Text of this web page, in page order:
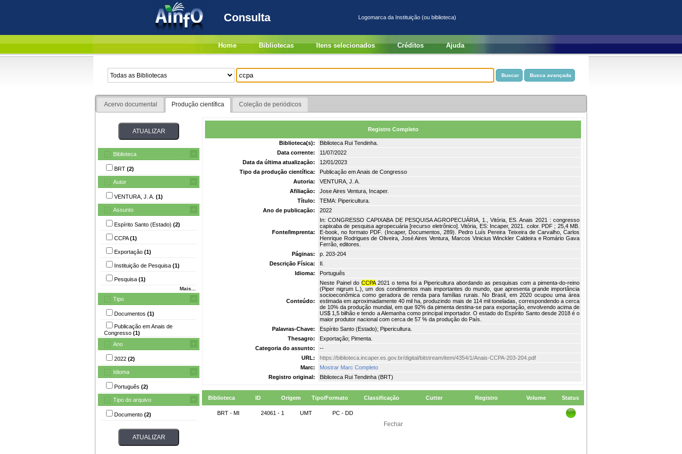
Consulta Logomarca da Instituição (ou biblioteca)
Home Bibliotecas Itens selecionados Créditos Ajuda
Acervo documental Produção científica Coleção de periódicos
Biblioteca
BRT (2)
Autor
VENTURA, J. A. (1)
Assunto
Espírito Santo (Estado) (2)
CCPA(1)
Exportação (1)
Instituição de Pesquisa (1)
Pesquisa (1)
Mais...
Tipo
Documentos (1)
Publicação em Anais de
Congresso (1)
Ano
2022 (2)
Idioma
Português (2)
Tipo do arquivo
Documento (2)
Registro Completo
Biblioteca(s):
Biblioteca Rui Tendinha.
Data corrente:
11/07/2022
Data da última atualização:
12/01/2023
Tipo da produção científica:
Publicação em Anais de Congresso
Autoria:
VENTURA, J. A.
Afiliação:
Jose Aires Ventura, Incaper.
Título:
TEMA: Pipericultura.
Ano de publicação:
2022
Fonte/Imprenta:
In: CONGRESSO CAPIXABA DE PESQUISA AGROPECUÁRIA, 1., Vitória, ES. Anais 2021 : congresso
capixaba de pesquisa agropecuária [recurso eletrônico]. Vitória, ES: Incaper, 2021. color. PDF ; 25,4 MB.
E-book, no formato PDF. (Incaper, Documentos, 289). Pedro Luís Pereira Teixeira de Carvalho, Carlos
Henrique Rodrigues de Oliveira, José Aires Ventura, Marcos Vinicius Winckler Caldeira e Romário Gava
Ferrão, editores.
Páginas:
p. 203-204
Descrição Física:
Il.
Idioma:
Português
Conteúdo:
Neste Painel do CCPA2021 o tema foi a Pipericultura abordando as pesquisas com a pimenta-do-reino
(Piper nigrum L.), um dos condimentos mais importantes do mundo, que apresenta grande importância
socioeconômica como geradora de renda para famílias rurais. No Brasil, em 2020 ocupou uma área
estimada em aproximadamente 40 mil ha, produzindo mais de 114 mil toneladas, correspondendo a cerca
de 10% da produção mundial, em que 92% da pimenta destina-se para exportação, envolvendo acima de
US$ 1,5 bilhão e tendo a Alemanha como principal importador. O estado do Espírito Santo desde 2018 é o
maior produtor nacional com cerca de 57 % da produção do País.
Palavras-Chave:
Espírito Santo (Estado); Pipericultura.
Thesagro:
Exportação; Pimenta.
Categoria do assunto:
--
URL:
https://biblioteca.incaper.es.gov.br/digital/bitstream/item/4354/1/Anais-CCPA-203-204.pdf
Marc:
Mostrar Marc Completo
Registro original:
Biblioteca Rui Tendinha (BRT)
Biblioteca ID Origem Tipo/Formato Classificação Cutter Registro Volume Status
BRT - MI 24061 - 1 UMT PC - DD
Fechar